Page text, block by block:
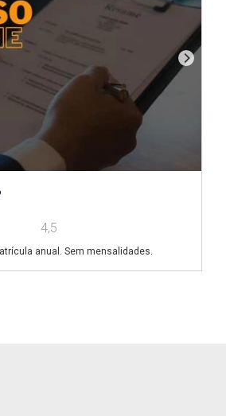
4,5
anual. Sem mensalidades.